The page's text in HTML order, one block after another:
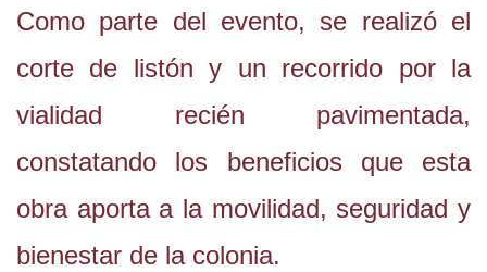
Como parte del evento, se realizó el
corte de listón y un recorrido por la
vialidad recién pavimentada,
constatando los beneficios que esta
obra aporta a la movilidad, seguridad y
bienestar de la colonia.